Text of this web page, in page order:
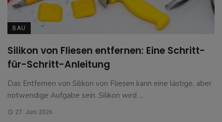
BAU
Silikon von Fliesen entfernen: Eine Schritt-
für-Schritt-Anleitung
Das Entfernen von Silikon von Fliesen kann eine lästige, aber
notwendige Aufgabe sein. Silikon wird ...
27. Juni 2026